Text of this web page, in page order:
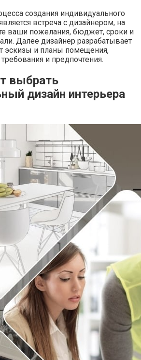
создания индивидуального
встреча с дизайнером, на
ваши пожелания, бюджет, сроки и
Далее дизайнер разрабатывает
эскизы и планы помещения,
и предпочтения.
выбрать
дизайн интерьера